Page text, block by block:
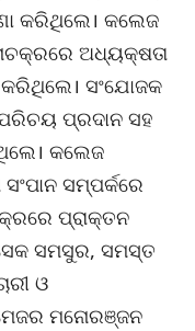
କରିଥିଲେ। କଲେଜ
ଅଧ୍ୟକ୍ଷତା
ସଂଯୋଜକ
ପ୍ରଦାନ ସହ
କଲେଜ
ସମ୍ପର୍କରେ
ପ୍ରାକ୍ତନ
ସମସୁର, ସମସ୍ତ
ଓ
ମନୋରଞ୍ଜନ